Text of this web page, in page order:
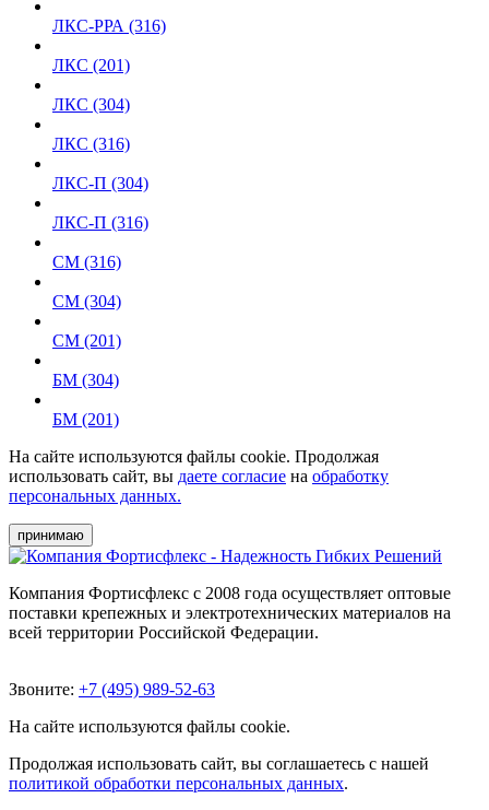
ЛКС-РРА (316)
ЛКС (201)
ЛКС (304)
ЛКС (316)
ЛКС-П (304)
ЛКС-П (316)
СМ (316)
СМ (304)
СМ (201)
БМ (304)
БМ (201)
На сайте используются файлы cookie. Продолжая
использовать сайт, вы даете согласие на обработку
персональных данных.
принимаю
Компания Фортисфлекс с 2008 года осуществляет оптовые
поставки крепежных и электротехнических материалов на
всей территории Российской Федерации.
Звоните: +7 (495) 989-52-63
На сайте используются файлы cookie.
Продолжая использовать сайт, вы соглашаетесь с нашей
политикой обработки персональных данных.